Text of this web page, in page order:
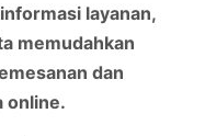
layanan,
memudahkan
dan
online.